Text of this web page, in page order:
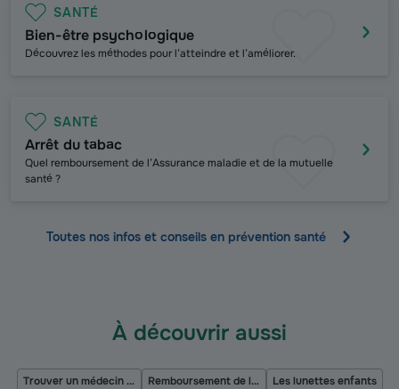
SANTÉ
Bien-être psychologique
Découvrez les méthodes pour l’atteindre et l’améliorer.
SANTÉ
Arrêt du tabac
Quel remboursement de l’Assurance maladie et de la mutuelle
santé ?
Toutes nos infos et conseils en prévention santé
À découvrir aussi
Trouver un médecin traitant Remboursement de la pilule
Les lunettes enfants